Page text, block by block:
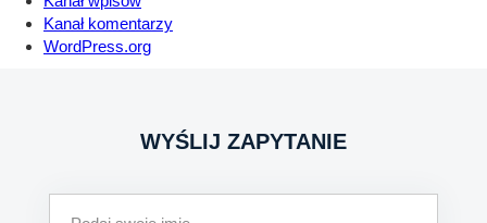
Kanał komentarzy
WordPress.org
WYŚLIJ ZAPYTANIE